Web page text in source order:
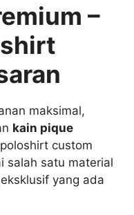
–
maksimal,
kain pique
custom
salah satu material
yang ada